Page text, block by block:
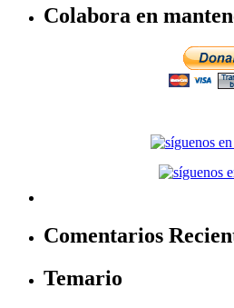
Colabora en
Comentarios
Temario